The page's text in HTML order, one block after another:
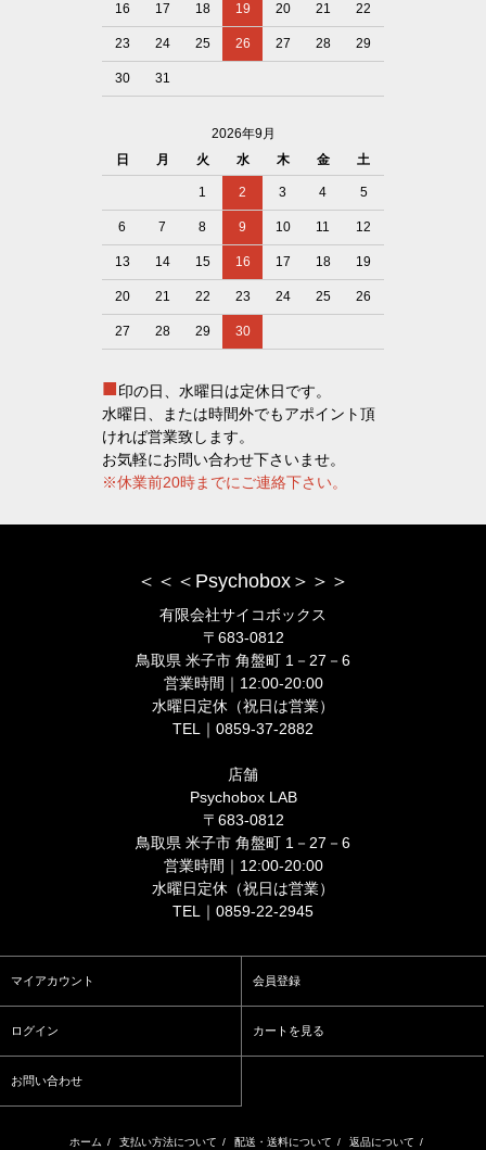
16 17 18 19 20 21 22
23 24 25 26 27 28 29
30 31
2026年9月
日
月 火 水 木 金 土
1 2 3 4 5
6 7 8 9 10 11 12
13 14 15 16 17 18 19
20 21 22 23 24 25 26
27 28 29 30
■印の日、水曜日は定休日です。
水曜日、または時間外でもアポイント頂
ければ営業致します。
お気軽にお問い合わせ下さいませ。
※休業前20時までにご連絡下さい。
＜＜＜Psychobox＞＞＞
有限会社サイコボックス
〒683-0812
鳥取県 米子市 角盤町 1－27－6
営業時間｜12:00-20:00
水曜日定休（祝日は営業）
TEL｜0859-37-2882
店舗
Psychobox LAB
〒683-0812
鳥取県 米子市 角盤町 1－27－6
営業時間｜12:00-20:00
水曜日定休（祝日は営業）
TEL｜0859-22-2945
マイアカウント 会員登録
ログイン カートを見る
お問い合わせ
ホーム / 支払い方法について / 配送・送料について / 返品について /